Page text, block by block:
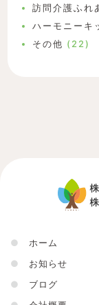
訪問介護ふれ
ハーモニーキ
その他 (22)
●
ホーム
●
お知らせ
●
ブログ